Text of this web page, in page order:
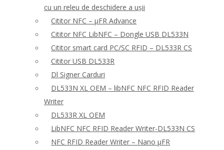
cu un releu de deschidere a ușii
Cititor NFC – μFR Advance
Cititor NFC LibNFC – Dongle USB DL533N
Cititor smart card PC/SC RFID – DL533R CS
Cititor USB DL533R
Dl Signer Carduri
DL533N XL OEM – libNFC NFC RFID Reader
Writer
DL533R XL OEM
LibNFC NFC RFID Reader Writer-DL533N CS
NFC RFID Reader Writer – Nano μFR